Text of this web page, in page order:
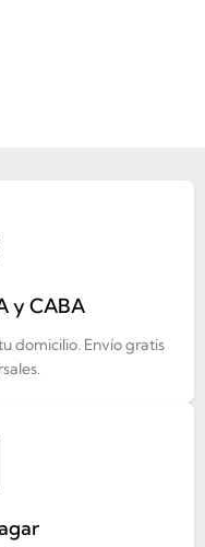
y CABA
domicilio. Envío gratis